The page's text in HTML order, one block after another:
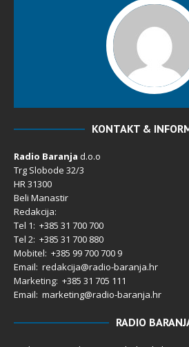
KONTAKT &
Radio Baranja d.o.o
Trg Slobode 32/3
HR 31300
Beli Manastir
Redakcija:
Tel 1: +385 31 700 700
Tel 2: +385 31 700 880
Mobitel: +385 99 700 700 9
Email: redakcija@radio-baranja.hr
Marketing: +385 31 705 111
Email: marketing@radio-baranja.hr
RADIO